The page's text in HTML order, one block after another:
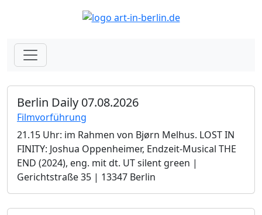
Berlin Daily 07.08.2026
Filmvorführung
21.15 Uhr: im Rahmen von Bjørn Melhus. LOST IN
FINITY: Joshua Oppenheimer, Endzeit-Musical THE
END (2024), eng. mit dt. UT silent green |
Gerichtstraße 35 | 13347 Berlin